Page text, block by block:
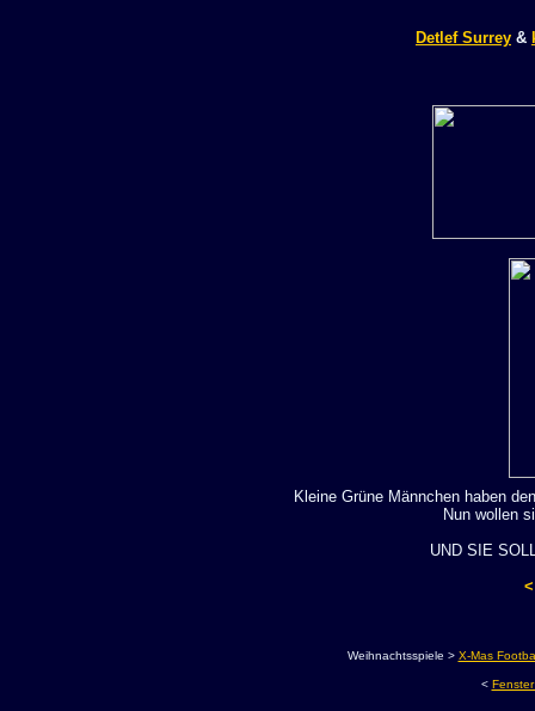
Detlef Surrey &
Kleine Grüne Männchen haben
Nun wollen
UND SIE
<
Weihnachtsspiele > X-Mas
<